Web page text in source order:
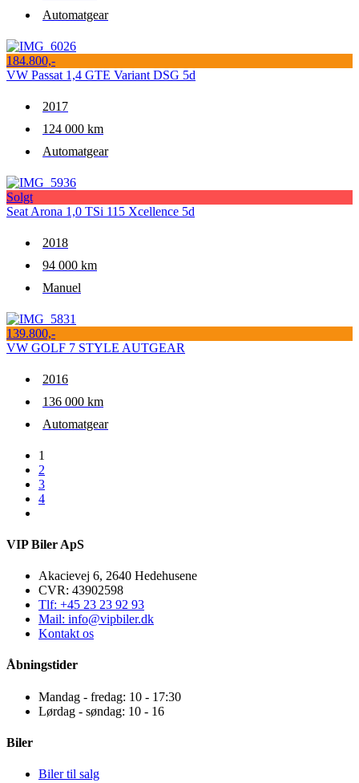
Automatgear
184.800,-
VW Passat 1,4 GTE Variant DSG 5d
2017
124 000 km
Automatgear
Solgt
Seat Arona 1,0 TSi 115 Xcellence 5d
2018
94 000 km
Manuel
139.800,-
VW GOLF 7 STYLE AUTGEAR
2016
136 000 km
Automatgear
1
2
3
4
VIP Biler ApS
Akacievej 6, 2640 Hedehusene
CVR: 43902598
Tlf: +45 23 23 92 93
Mail: info@vipbiler.dk
Kontakt os
Åbningstider
Mandag - fredag: 10 - 17:30
Lørdag - søndag: 10 - 16
Biler
Biler til salg